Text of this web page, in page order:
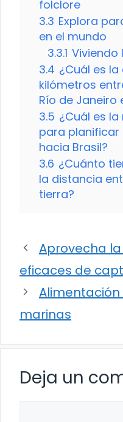
folclore
3.3 Explora
en el mundo
3.3.1 Viviendo
3.4 ¿Cuál es
kilómetros
Río de Janeiro
3.5 ¿Cuál es
para planificar
hacia Brasil?
3.6 ¿Cuánto
la distancia
tierra?
Aprovecha
eficaces de
marinas
Deja un